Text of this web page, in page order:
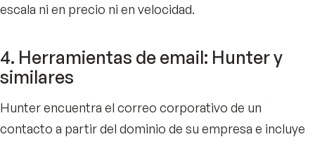
escala ni en precio ni en velocidad.
4. Herramientas de email: Hunter y
similares
Hunter encuentra el correo corporativo de un
contacto a partir del dominio de su empresa e incluye